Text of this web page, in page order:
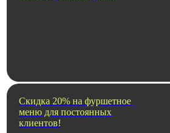
Скидка 20% на фуршетное
меню для постоянных
клиентов!